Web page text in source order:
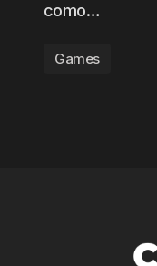
como…
Games